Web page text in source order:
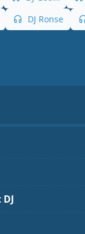
DJ Ronse